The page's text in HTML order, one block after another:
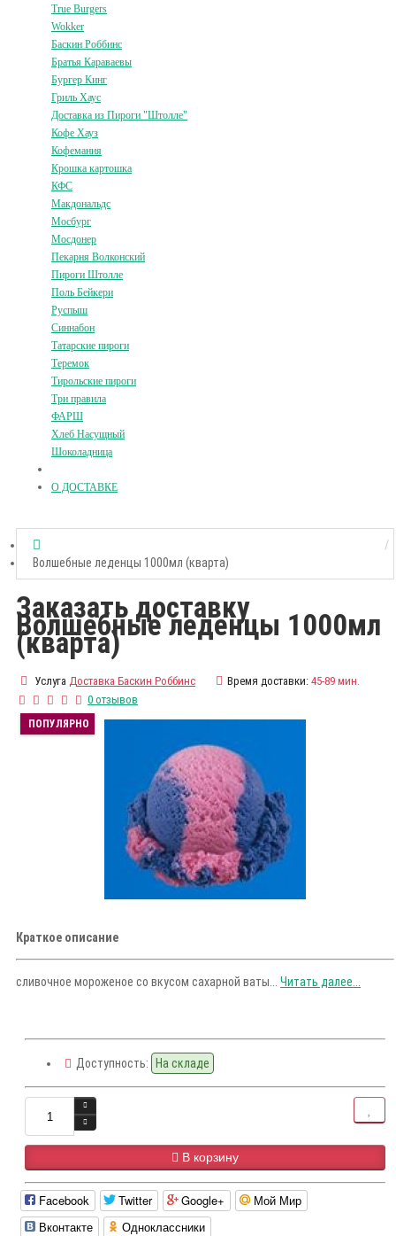
True Burgers
Wokker
Баскин Роббинс
Братья Караваевы
Бургер Кинг
Гриль Хаус
Доставка из Пироги "Штолле"
Кофе Хауз
Кофемания
Крошка картошка
КФС
Макдональдс
Мосбург
Мосдонер
Пекарня Волконский
Пироги Штолле
Поль Бейкери
Руспыш
Синнабон
Татарские пироги
Теремок
Тирольские пироги
Три правила
ФАРШ
Хлеб Насущный
Шоколадница
О ДОСТАВКЕ
Волшебные леденцы 1000мл (кварта)
Заказать доставку
Волшебные леденцы 1000мл
(кварта)
Услуга Доставка Баскин Роббинс Время доставки: 45-89 мин.
0 отзывов
ПОПУЛЯРНО
Краткое описание
сливочное мороженое со вкусом сахарной ваты... Читать далее...
Доступность: На складе
В корзину
Facebook Twitter Google+
Мой Мир
Вконтакте
Одноклассники